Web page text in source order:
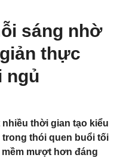
sáng nhờ
thực
ngủ
nhiều thời gian tạo kiểu
trong thói quen buổi tối
mượt hơn đáng